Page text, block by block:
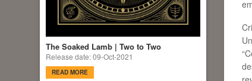
The Soaked Lamb | Two to Two
Release date: 09-Oct-2021
READ MORE